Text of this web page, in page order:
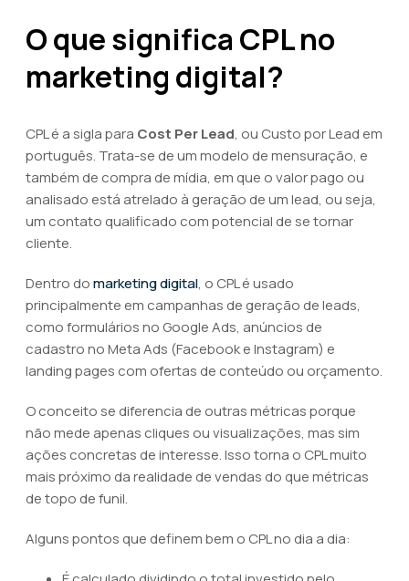
O que significa CPL no
marketing digital?
CPL é a sigla para Cost Per Lead, ou Custo por Lead em
português. Trata-se de um modelo de mensuração, e
também de compra de mídia, em que o valor pago ou
analisado está atrelado à geração de um lead, ou seja,
um contato qualificado com potencial de se tornar
cliente.
Dentro domarketing digital, o CPL é usado
principalmente em campanhas de geração de leads,
como formulários no Google Ads, anúncios de
cadastro no Meta Ads (Facebook e Instagram) e
landing pages com ofertas de conteúdo ou orçamento.
O conceito se diferencia de outras métricas porque
não mede apenas cliques ou visualizações, mas sim
ações concretas de interesse. Isso torna o CPL muito
mais próximo da realidade de vendas do que métricas
de topo de funil.
Alguns pontos que definem bem o CPL no dia a dia: